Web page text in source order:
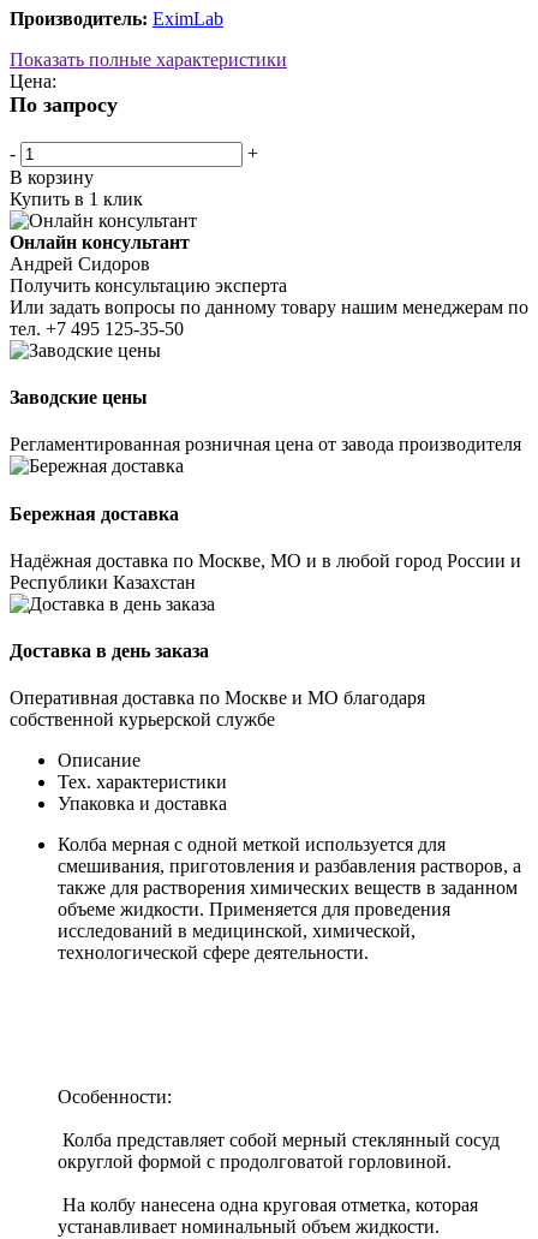
Производитель: EximLab
Показать полные характеристики
Цена:
По запросу
-
+
В корзину
Купить в 1 клик
Онлайн консультант
Андрей Сидоров
Получить консультацию эксперта
Или задать вопросы по данному товару нашим менеджерам по
тел. +7 495 125-35-50
Заводские цены
Регламентированная розничная цена от завода производителя
Бережная доставка
Надёжная доставка по Москве, МО и в любой город России и
Республики Казахстан
Доставка в день заказа
Оперативная доставка по Москве и МО благодаря
собственной курьерской службе
Описание
Тех. характеристики
Упаковка и доставка
Колба мерная с одной меткой используется для
смешивания, приготовления и разбавления растворов, а
также для растворения химических веществ в заданном
объеме жидкости. Применяется для проведения
исследований в медицинской, химической,
технологической сфере деятельности.
Особенности:
Колба представляет собой мерный стеклянный сосуд
округлой формой с продолговатой горловиной.
На колбу нанесена одна круговая отметка, которая
устанавливает номинальный объем жидкости.